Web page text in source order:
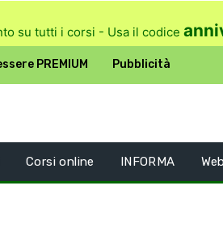
su tutti i corsi - Usa il codice
PREMIUM Pubblicità
Corsi online INFORMA